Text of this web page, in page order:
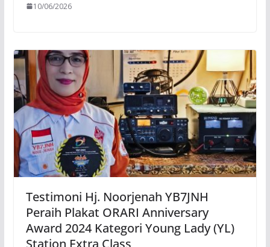
10/06/2026
Testimoni Hj. Noorjenah YB7JNH
Peraih Plakat ORARI Anniversary
Award 2024 Kategori Young Lady (YL)
Station Extra Class